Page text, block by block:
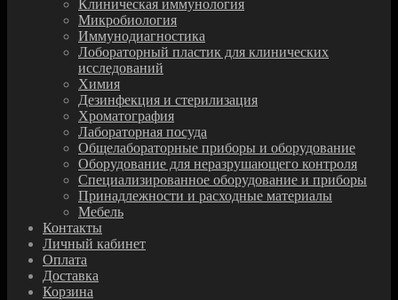
Клиническая иммунология
Микробиология
Иммунодиагностика
Лобораторный пластик для клинических
исследований
Химия
Дезинфекция и стерилизация
Хроматография
Лабораторная посуда
Общелабораторные приборы и оборудование
Оборудование для неразрушающего контроля
Специализированное оборудование и приборы
Принадлежности и расходные материалы
Мебель
Контакты
Личный кабинет
Оплата
Доставка
Корзина